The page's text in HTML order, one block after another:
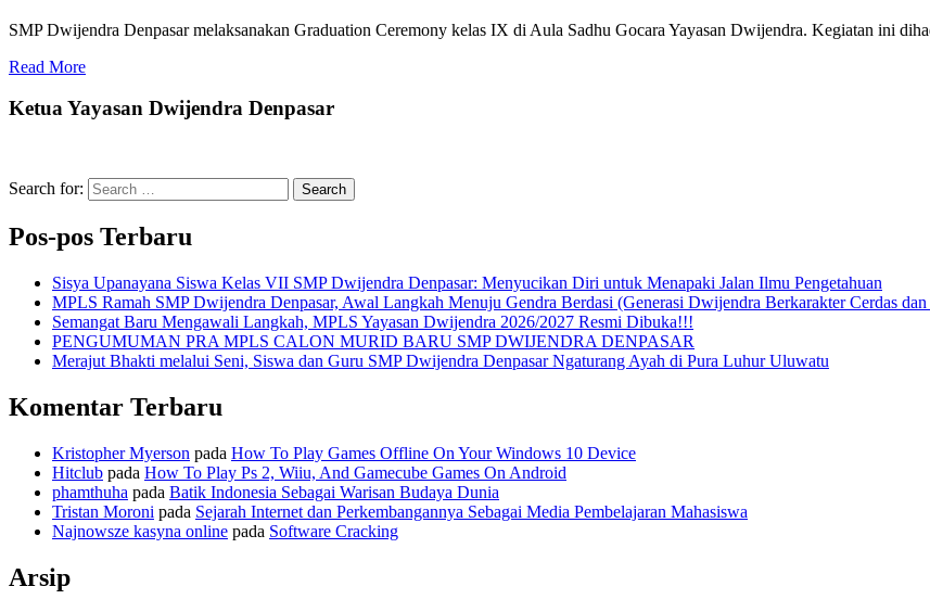
SMP Dwijendra Denpasar melaksanakan Graduation Ceremony kelas IX di Aula Sadhu Gocara Yayasan Dwijendra. Kegiatan ini
Read More
Ketua Yayasan Dwijendra Denpasar
Search for: Search
Pos-pos Terbaru
Sisya Upanayana Siswa Kelas VII SMP Dwijendra Denpasar: Menyucikan Diri untuk Menapaki Jalan Ilmu Pengetahuan
MPLS Ramah SMP Dwijendra Denpasar, Awal Langkah Menuju Gendra Berdasi (Generasi Dwijendra Berkarakter Cerdas dan
Semangat Baru Mengawali Langkah, MPLS Yayasan Dwijendra 2026/2027 Resmi Dibuka!!!
PENGUMUMAN PRA MPLS CALON MURID BARU SMP DWIJENDRA DENPASAR
Merajut Bhakti melalui Seni, Siswa dan Guru SMP Dwijendra Denpasar Ngaturang Ayah di Pura Luhur Uluwatu
Komentar Terbaru
Kristopher Myerson pada How To Play Games Offline On Your Windows 10 Device
Hitclub pada How To Play Ps 2, Wiiu, And Gamecube Games On Android
phamthuha pada Batik Indonesia Sebagai Warisan Budaya Dunia
Tristan Moroni pada Sejarah Internet dan Perkembangannya Sebagai Media Pembelajaran Mahasiswa
Najnowsze kasyna online pada Software Cracking
Arsip